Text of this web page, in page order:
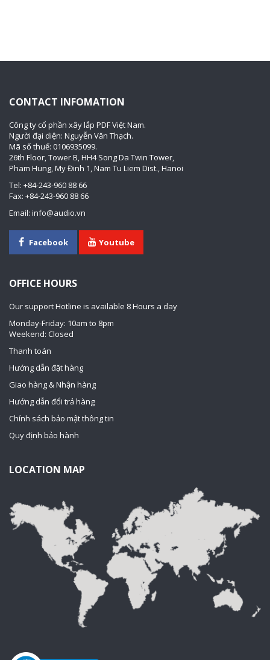
CONTACT INFOMATION
Công ty cổ phần xây lắp PDF Việt Nam.
Người đại diện: Nguyễn Văn Thạch.
Mã số thuế: 0106935099.
26th Floor, Tower B, HH4 Song Da Twin Tower,
Pham Hung, My Đinh 1, Nam Tu Liem Dist., Hanoi
Tel: +84-243-960 88 66
Fax: +84-243-960 88 66
Email: info@audio.vn
Facebook Youtube
OFFICE HOURS
Our support Hotline is available 8 Hours a day
Monday-Friday: 10am to 8pm
Weekend: Closed
Thanh toán
Hướng dẫn đặt hàng
Giao hàng & Nhận hàng
Hướng dẫn đổi trả hàng
Chính sách bảo mật thông tin
Quy định bảo hành
LOCATION MAP